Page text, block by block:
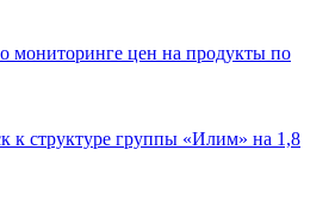
мониторинге цен на продукты по
к структуре группы «Илим» на 1,8